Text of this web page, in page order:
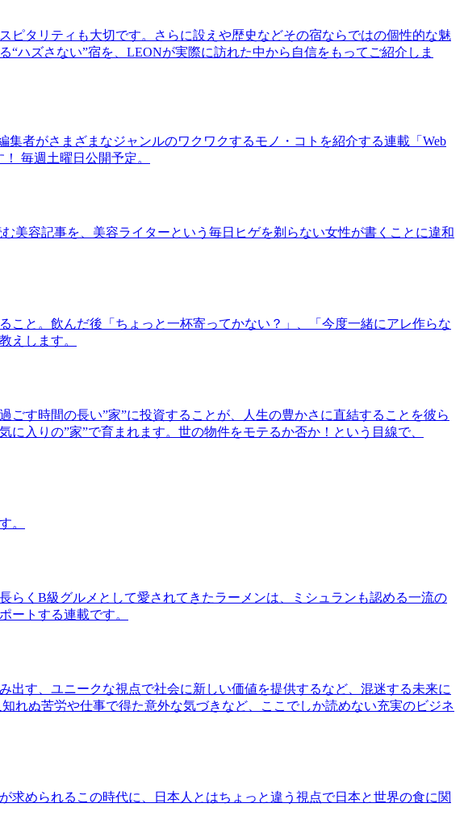
タリティも大切です。さらに設えや歴史などその宿ならではの個性的な魅
ハズさない”宿を、LEONが実際に訪れた中から自信をもってご紹介しま
者がさまざまなジャンルのワクワクするモノ・コトを紹介する連載「Web
毎週土曜日公開予定。
美容記事を、美容ライターという毎日ヒゲを剃らない女性が書くことに違和
こと。飲んだ後「ちょっと一杯寄ってかない？」、「今度一緒にアレ作らな
えします。
す時間の長い”家”に投資することが、人生の豊かさに直結することを彼ら
入りの”家”で育まれます。世の物件をモテるか否か！という目線で、
。
らくB級グルメとして愛されてきたラーメンは、ミシュランも認める一流の
ートする連載です。
す、ユニークな視点で社会に新しい価値を提供するなど、混迷する未来に
れぬ苦労や仕事で得た意外な気づきなど、ここでしか読めない充実のビジネ
められるこの時代に、日本人とはちょっと違う視点で日本と世界の食に関